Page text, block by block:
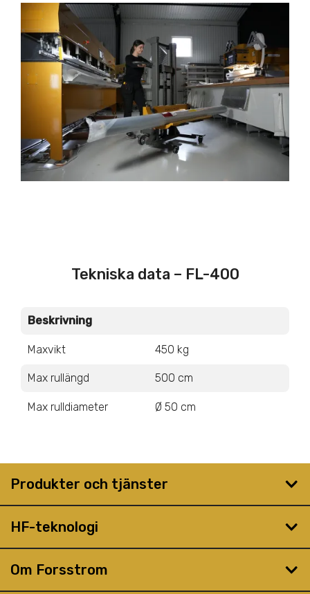
Tekniska data – FL-400
Beskrivning
Maxvikt 450 kg
Max rullängd 500 cm
Max rulldiameter Ø 50 cm
Produkter och tjänster
HF-teknologi
Om Forsstrom